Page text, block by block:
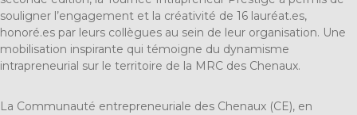
souligner l’engagement et la créativité de 16 lauréat.es,
honoré.es par leurs collègues au sein de leur organisation. Une
mobilisation inspirante qui témoigne du dynamisme
intrapreneurial sur le territoire de la MRC des Chenaux.
La Communauté entrepreneuriale des Chenaux (CE), en